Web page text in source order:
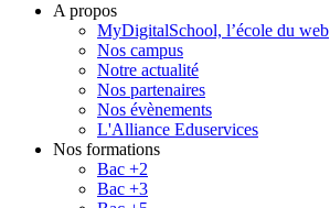
A propos
MyDigitalSchool, l’école du web
Nos campus
Notre actualité
Nos partenaires
Nos évènements
L'Alliance Eduservices
Nos formations
Bac +2
Bac +3